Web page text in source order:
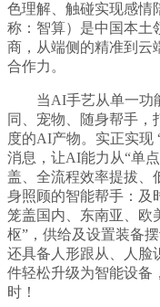
色理解、触碰实现感情
称：智算）是中国本土
商，从端侧的精准到云
合作力。
当AI手艺从单一功能
同、宠物、随身帮手，
度的AI产物。实正实现
消息，让AI能力从“单
盖、全流程效率提拔、
身照顾的智能帮手：及
笼盖国内、东南亚、欧
枢”，供给及设置装备
还具备人形跟从、人脸
件轻松升级为智能设备
时！